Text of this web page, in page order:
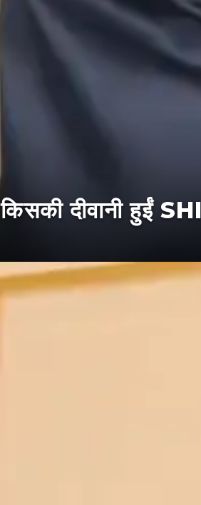
किसकी दीवानी हुईं